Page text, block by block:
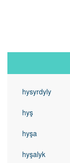
hysyrdyly
hyş
hyşa
hyşalyk